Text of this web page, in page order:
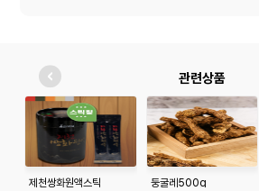
관련상품
제천쌍화원액스틱
둥굴레500g